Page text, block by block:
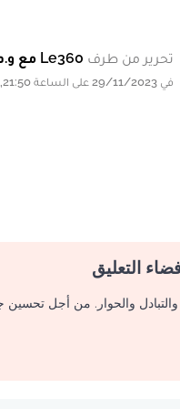
تحرير من طرف Le360 مع و.م.ع
في 29/11/2023 على الساعة 21:50, تحديث بتاريخ 29/11/2023 على الساعة 21:50
التعليق
والحوار. من أجل تحسين